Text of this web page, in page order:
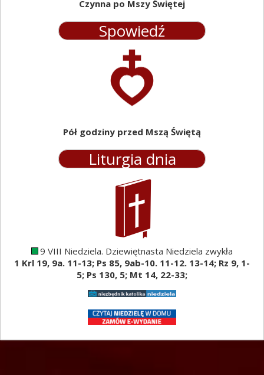
dziękczynna za łaski z prośbą o błog. Boże, opiekę
Matki Bożej dla pielgrzymów
+ Lidia, + Henryk Seidel
. 06. Sobota
1) + Andrzej 38 r. ś., + Franciszka Warchoł
2) + Danuta Łuc od wnuczki Pauliny i rodziny
+ Józef 9 w r. ś., + Wiesław, + Andrzej Łanda
11.30w intencji Parafian
06. Wtorek godz. 17. 00
Czynna po Mszy Świętej
Spowiedź
Pół godziny przed Mszą Świętą
Liturgia dnia
9 VIII Niedziela. Dziewiętnasta Niedziela zwykła
1 Krl 19, 9a. 11-13; Ps 85, 9ab-10. 11-12. 13-14; Rz 9, 1-
5; Ps 130, 5; Mt 14, 22-33;